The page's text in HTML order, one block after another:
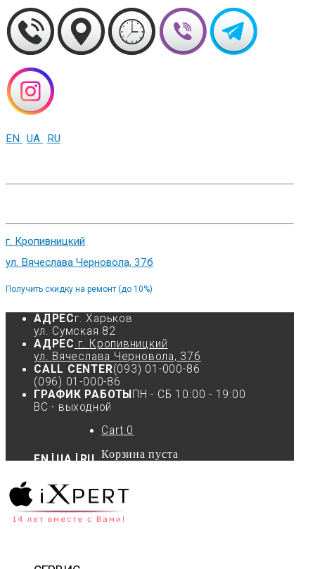
EN UA RU
г. Кропивницкий
ул. Вячеслава Черновола, 37б
Получить скидку на ремонт (до 10%)
АДРЕСг. Харьков
ул. Сумская 82
АДРЕС г. Кропивницкий
ул. Вячеслава Черновола, 37б
CALL CENTER(093) 01-000-86
(096) 01-000-86
ГРАФИК РАБОТЫ ПН - СБ 10:00 - 19:00
ВС - выходной
EN UA RU
Cart 0
Корзина пуста